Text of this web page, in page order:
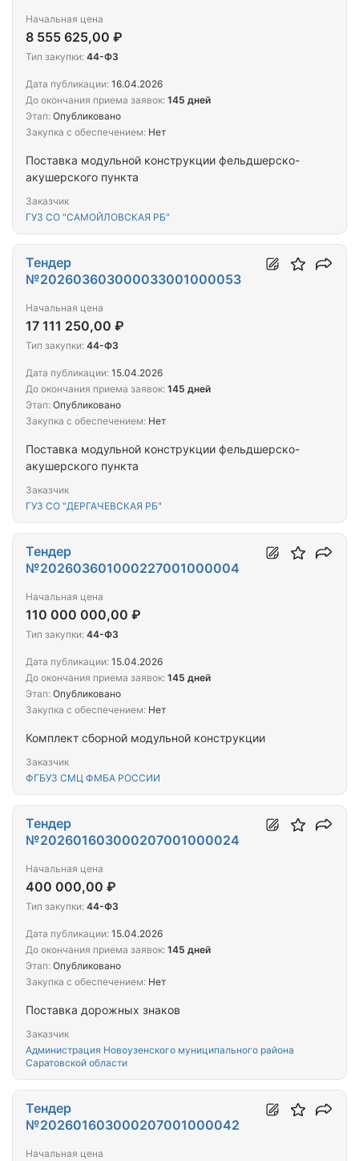
Поставка модульной конструкции фельдшерско-
акушерского пункта
Заказчик
ГУЗ СО "САМОЙЛОВСКАЯ РБ"
Начальная цена
8 555 625,00 ₽
Тип закупки: 44-ФЗ
Дата публикации: 16.04.2026
До окончания приема заявок: 145 дней
Этап: Опубликовано
Закупка с обеспечением: Нет
Поставка модульной конструкции фельдшерско-
акушерского пункта
Заказчик
ГУЗ СО "ДЕРГАЧЕВСКАЯ РБ"
Тендер
№202603603000033001000053
Начальная цена
17 111 250,00 ₽
Тип закупки: 44-ФЗ
Дата публикации: 15.04.2026
До окончания приема заявок: 145 дней
Этап: Опубликовано
Закупка с обеспечением: Нет
Комплект сборной модульной конструкции
Заказчик
ФГБУЗ СМЦ ФМБА РОССИИ
Тендер
№202603601000227001000004
Начальная цена
110 000 000,00 ₽
Тип закупки: 44-ФЗ
Дата публикации: 15.04.2026
До окончания приема заявок: 145 дней
Этап: Опубликовано
Закупка с обеспечением: Нет
Поставка дорожных знаков
Заказчик
Администрация Новоузенского муниципального района
Саратовской области
Тендер
№202601603000207001000024
Начальная цена
400 000,00 ₽
Тип закупки: 44-ФЗ
Дата публикации: 15.04.2026
До окончания приема заявок: 145 дней
Этап: Опубликовано
Закупка с обеспечением: Нет
Тендер
№202601603000207001000042
Начальная цена